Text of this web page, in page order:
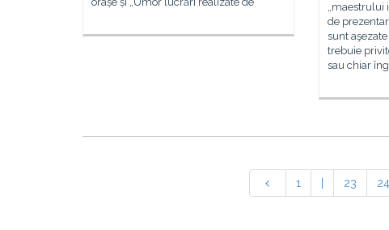
„maestrului
de
sunt
trebuie
sau chiar
1 23 24